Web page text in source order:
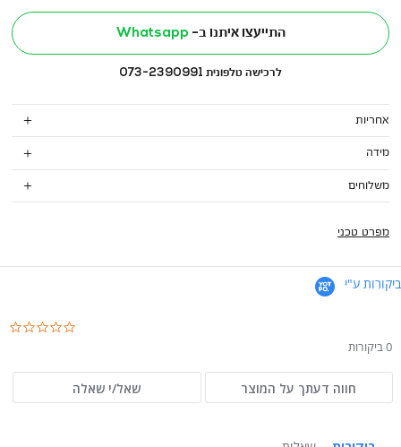
התייעצו איתנו ב- Whatsapp
לרכישה טלפונית 073-2390991
אחריות
מידה
משלוחים
מפרט טכני
ביקורות ע"י
0 ביקורות
חווה דעתך על המוצר שאל/י שאלה